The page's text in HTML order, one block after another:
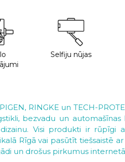
Selfiju nūjas
RINGKE un TECH-
bezvadu un
Visi produkti ir rūpīgi
Rīgā vai pasūtīt tiešsaistē
un drošus pirkumus